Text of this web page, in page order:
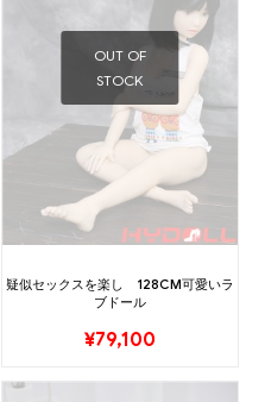
OUT OF
STOCK
疑似セックスを楽し 128CM可愛いラ
ブドール
¥79,100